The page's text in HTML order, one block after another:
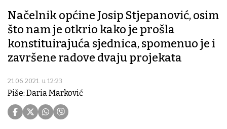
Načelnik općine Josip Stjepanović, osim
što nam je otkrio kako je prošla
konstituirajuća sjednica, spomenuo je i
završene radove dvaju projekata
21.06.2021. u 12:23
Piše: Daria Marković